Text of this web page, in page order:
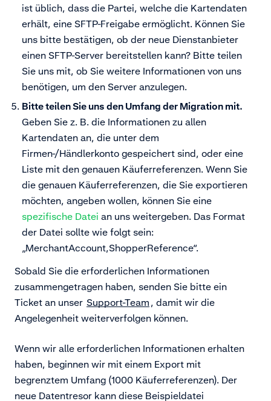
ist üblich, dass die Partei, welche die Kartendaten
erhält, eine SFTP-Freigabe ermöglicht. Können Sie
uns bitte bestätigen, ob der neue Dienstanbieter
einen SFTP-Server bereitstellen kann? Bitte teilen
Sie uns mit, ob Sie weitere Informationen von uns
benötigen, um den Server anzulegen.
Bitte teilen Sie uns den Umfang der Migration mit.
Geben Sie z. B. die Informationen zu allen
Kartendaten an, die unter dem
Firmen-/Händlerkonto gespeichert sind, oder eine
Liste mit den genauen Käuferreferenzen. Wenn Sie
die genauen Käuferreferenzen, die Sie exportieren
möchten, angeben wollen, können Sie eine
spezifische Datei an uns weitergeben. Das Format
der Datei sollte wie folgt sein:
„MerchantAccount,ShopperReference“.
Sobald Sie die erforderlichen Informationen
zusammengetragen haben, senden Sie bitte ein
Ticket an unser Support-Team , damit wir die
Angelegenheit weiterverfolgen können.
Wenn wir alle erforderlichen Informationen erhalten
haben, beginnen wir mit einem Export mit
begrenztem Umfang (1000 Käuferreferenzen). Der
neue Datentresor kann diese Beispieldatei